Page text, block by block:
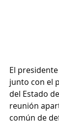
El
junto con el
del Estado
reunión
común de